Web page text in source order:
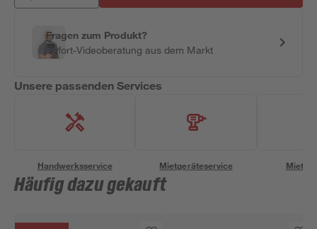
Fragen zum Produkt?
Sofort-Videoberatung aus dem Markt
Unsere passenden Services
Handwerksservice Mietgeräteservice
Häufig dazu gekauft